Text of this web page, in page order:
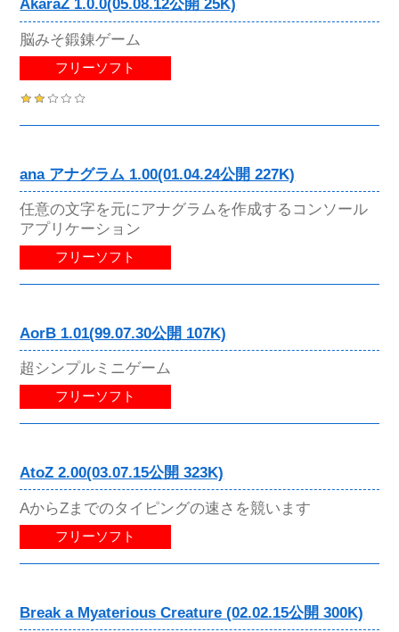
AkaraZ 1.0.0(05.08.12公開 25K)
脳みそ鍛錬ゲーム
フリーソフト
ana アナグラム 1.00(01.04.24公開 227K)
任意の文字を元にアナグラムを作成するコンソール
アプリケーション
フリーソフト
AorB 1.01(99.07.30公開 107K)
超シンプルミニゲーム
フリーソフト
AtoZ 2.00(03.07.15公開 323K)
AからZまでのタイピングの速さを競います
フリーソフト
Break a Myaterious Creature (02.02.15公開 300K)